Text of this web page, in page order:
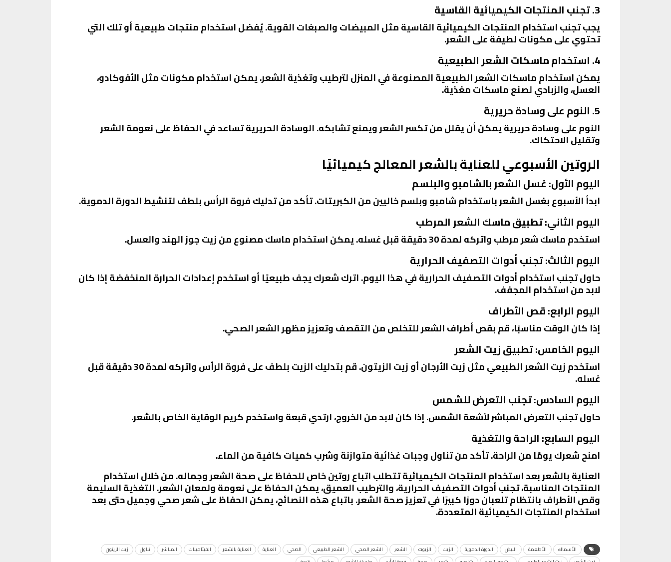
3. تجنب المنتجات الكيميائية القاسية
يجب تجنب استخدام المنتجات الكيميائية القاسية مثل المبيضات والصبغات القوية. يُفضل استخدام منتجات طبيعية أو تلك التي
تحتوي على مكونات لطيفة على الشعر.
4. استخدام ماسكات الشعر الطبيعية
يمكن استخدام ماسكات الشعر الطبيعية المصنوعة في المنزل لترطيب وتغذية الشعر. يمكن استخدام مكونات مثل الأفوكادو،
العسل، والزبادي لصنع ماسكات مغذية.
5. النوم على وسادة حريرية
النوم على وسادة حريرية يمكن أن يقلل من تكسر الشعر ويمنع تشابكه. الوسادة الحريرية تساعد في الحفاظ على نعومة الشعر
وتقليل الاحتكاك.
الروتين الأسبوعي للعناية بالشعر المعالج كيميائيًا
اليوم الأول: غسل الشعر بالشامبو والبلسم
ابدأ الأسبوع بغسل الشعر باستخدام شامبو وبلسم خاليين من الكبريتات. تأكد من تدليك فروة الرأس بلطف لتنشيط الدورة الدموية.
اليوم الثاني: تطبيق ماسك الشعر المرطب
استخدم ماسك شعر مرطب واتركه لمدة 30 دقيقة قبل غسله. يمكن استخدام ماسك مصنوع من زيت جوز الهند والعسل.
اليوم الثالث: تجنب أدوات التصفيف الحرارية
حاول تجنب استخدام أدوات التصفيف الحرارية في هذا اليوم. اترك شعرك يجف طبيعيًا أو استخدم إعدادات الحرارة المنخفضة إذا كان
لابد من استخدام المجفف.
اليوم الرابع: قص الأطراف
إذا كان الوقت مناسبًا، قم بقص أطراف الشعر للتخلص من التقصف وتعزيز مظهر الشعر الصحي.
اليوم الخامس: تطبيق زيت الشعر
استخدم زيت الشعر الطبيعي مثل زيت الأرجان أو زيت الزيتون. قم بتدليك الزيت بلطف على فروة الرأس واتركه لمدة 30 دقيقة قبل
غسله.
اليوم السادس: تجنب التعرض للشمس
حاول تجنب التعرض المباشر لأشعة الشمس. إذا كان لابد من الخروج، ارتدي قبعة واستخدم كريم الوقاية الخاص بالشعر.
اليوم السابع: الراحة والتغذية
امنح شعرك يومًا من الراحة. تأكد من تناول وجبات غذائية متوازنة وشرب كميات كافية من الماء.
العناية بالشعر بعد استخدام المنتجات الكيميائية تتطلب اتباع روتين خاص للحفاظ على صحة الشعر وجماله. من خلال استخدام
المنتجات المناسبة، تجنب أدوات التصفيف الحرارية، والترطيب العميق، يمكن الحفاظ على نعومة ولمعان الشعر. التغذية السليمة
وقص الأطراف بانتظام تلعبان دورًا كبيرًا في تعزيز صحة الشعر. باتباع هذه النصائح، يمكن الحفاظ على شعر صحي وجميل حتى بعد
استخدام المنتجات الكيميائية المتعددة.
الأسماك الأطعمة البيض الدورة الدموية الزيت الزيوت الشعر الشعر الصحي الشعر الطبيعي الصحي العناية العناية بالشعر الفيتامينات المباشر تناول
زيت الزيتون